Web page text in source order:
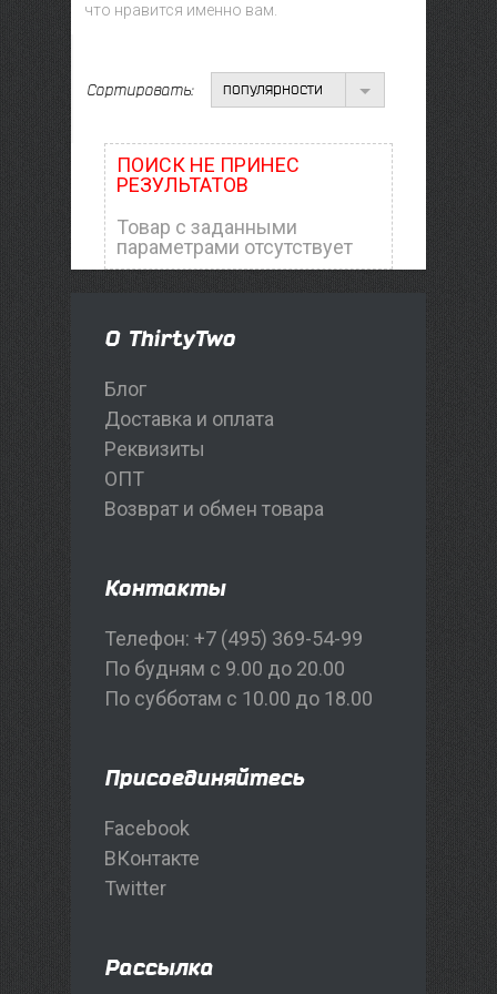
что нравится именно вам.
Сортировать: популярности
ПОИСК НЕ ПРИНЕС
РЕЗУЛЬТАТОВ
Товар с заданными
параметрами отсутствует
О ThirtyTwo
Блог
Доставка и оплата
Реквизиты
ОПТ
Возврат и обмен товара
Контакты
Телефон: +7 (495) 369-54-99
По будням с 9.00 до 20.00
По субботам с 10.00 до 18.00
Присоединяйтесь
Facebook
ВКонтакте
Twitter
Рассылка